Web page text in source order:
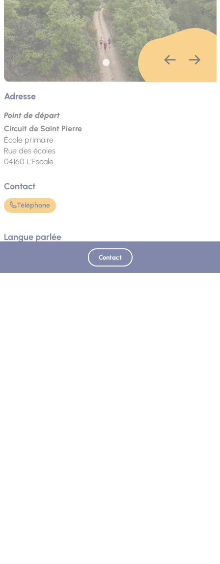
Adresse
Point de départ
Circuit de Saint Pierre
École primaire
Rue des écoles
04160 L'Escale
Contact
Téléphone
Langue parlée
Contact